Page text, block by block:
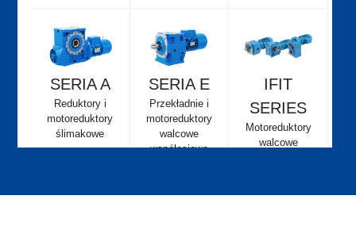
SERIA A
Reduktory i
motoreduktory
ślimakowe
SERIA E
Przekładnie i
motoreduktory
walcowe
współosiowe
IFIT
SERIES
Motoreduktory
walcowe